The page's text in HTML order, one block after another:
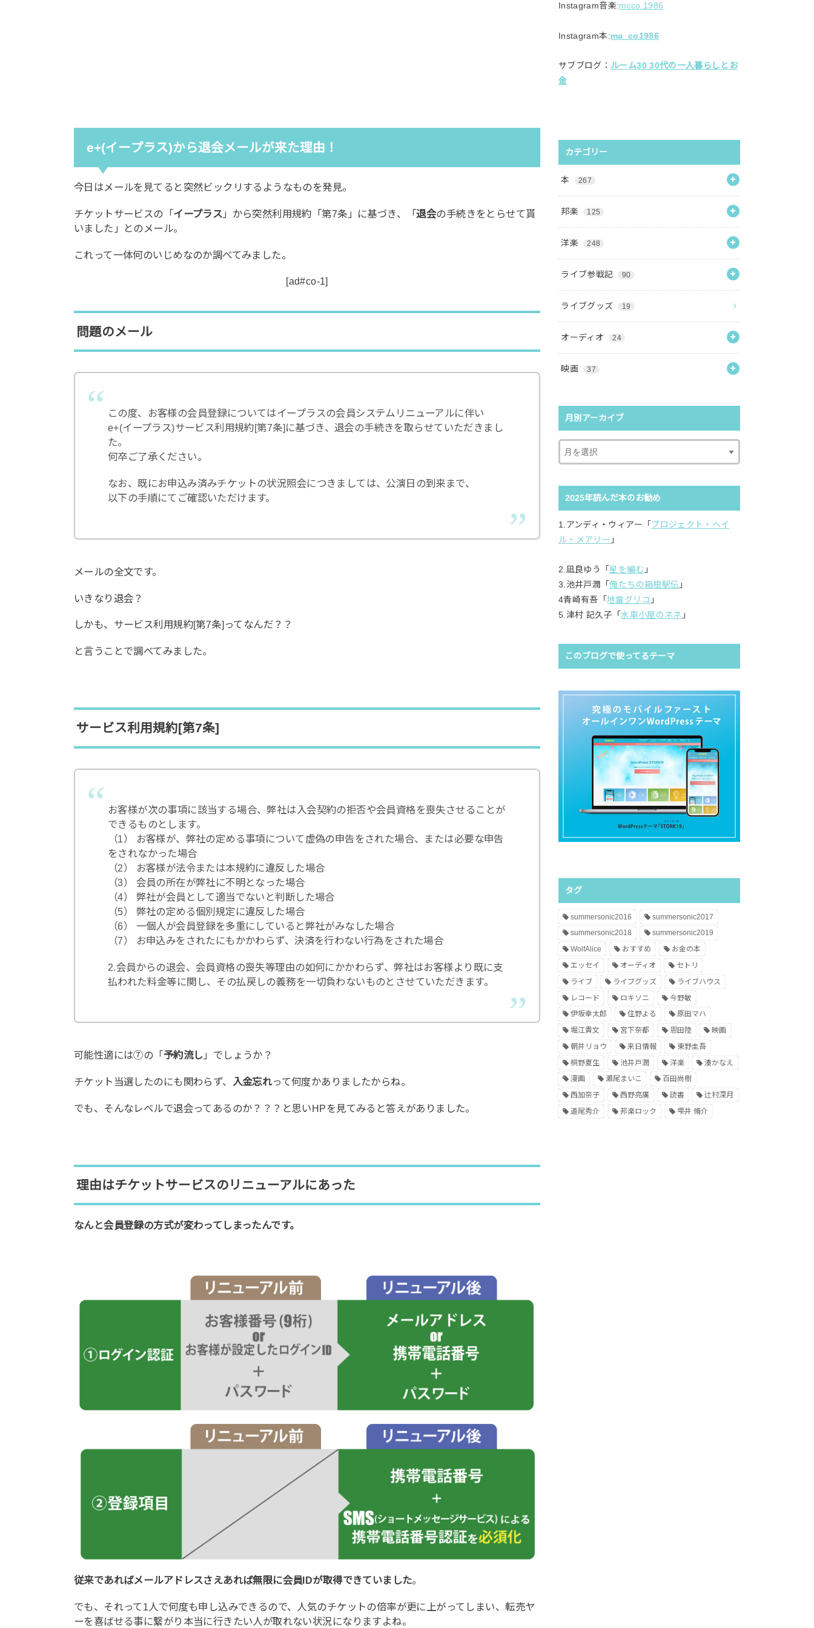
e+(イープラス)から退会メールが来た理由！
今日はメールを見てると突然ビックリするようなものを発見。
チケットサービスの「イープラス 」から突然利用規約「第7条」に基づき、「退会の手続きをとらせて貰
いました」とのメール。
これって一体何のいじめなのか調べてみました。
[ad#co-1]
問題のメール
この度、お客様の会員登録についてはイープラスの会員システムリニューアルに伴い
e+(イープラス)サービス利用規約[第7条]に基づき、退会の手続きを取らせていただきまし
た。
何卒ご了承ください。
なお、既にお申込み済みチケットの状況照会につきましては、公演日の到来まで、
以下の手順にてご確認いただけます。
メールの全文です。
いきなり退会？
しかも、サービス利用規約[第7条]ってなんだ？？
と言うことで調べてみました。
サービス利用規約[第7条]
お客様が次の事項に該当する場合、弊社は入会契約の拒否や会員資格を喪失させることが
できるものとします。
（1） お客様が、弊社の定める事項について虚偽の申告をされた場合、または必要な申告
をされなかった場合
（2） お客様が法令または本規約に違反した場合
（3） 会員の所在が弊社に不明となった場合
（4） 弊社が会員として適当でないと判断した場合
（5） 弊社の定める個別規定に違反した場合
（6） 一個人が会員登録を多重にしていると弊社がみなした場合
（7） お申込みをされたにもかかわらず、決済を行わない行為をされた場合
2.会員からの退会、会員資格の喪失等理由の如何にかかわらず、弊社はお客様より既に支
払われた料金等に関し、その払戻しの義務を一切負わないものとさせていただきます。
可能性適には⑦の「予約流し 」でしょうか？
チケット当選したのにも関わらず、 入金忘れって何度かありましたからね。
でも、そんなレベルで退会ってあるのか？？？と思いHPを見てみると答えがありました。
理由はチケットサービスのリニューアルにあった
なんと会員登録の方式が変わってしまったんです。
従来であればメールアドレスさえあれば無限に会員IDが取得できていました。
でも、それって1人で何度も申し込みできるので、人気のチケットの倍率が更に上がってしまい、転売ヤ
ーを喜ばせる事に繋がり本当に行きたい人が取れない状況になりますよね。
Instagram音楽:mcco.1986
Instagram本:ma_co1986
サブブログ： ルーム30 30代の一人暮らしとお
金
カテゴリー
本 267
邦楽 125
洋楽 248
ライブ参戦記 90
ライブグッズ 19
オーディオ 24
映画 37
月別アーカイブ
2025年読んだ本のお勧め
1.アンディ・ウィアー「 プロジェクト・ヘイ
ル・メアリー 」
2.凪良ゆう「星を編む 」
3.池井戸潤「俺たちの箱根駅伝 」
4青崎有吾「地雷グリコ 」
5.津村 記久子「水車小屋のネネ 」
このブログで使ってるテーマ
タグ
summersonic2016
summersonic2017
summersonic2018
summersonic2019
WolfAlice
おすすめ
お金の本
エッセイ
オーディオ
セトリ
ライブ
ライブグッズ
ライブハウス
レコード
ロキソニ
今野敏
伊坂幸太郎
住野よる
原田マハ
堀江貴文
宮下奈都 恩田陸
映画
朝井リョウ
来日情報
東野圭吾
桐野夏生
池井戸潤 洋楽
湊かなえ
漫画
瀬尾まいこ
百田尚樹
西加奈子
西野亮廣 読書
辻村深月
道尾秀介
邦楽ロック 雫井 脩介